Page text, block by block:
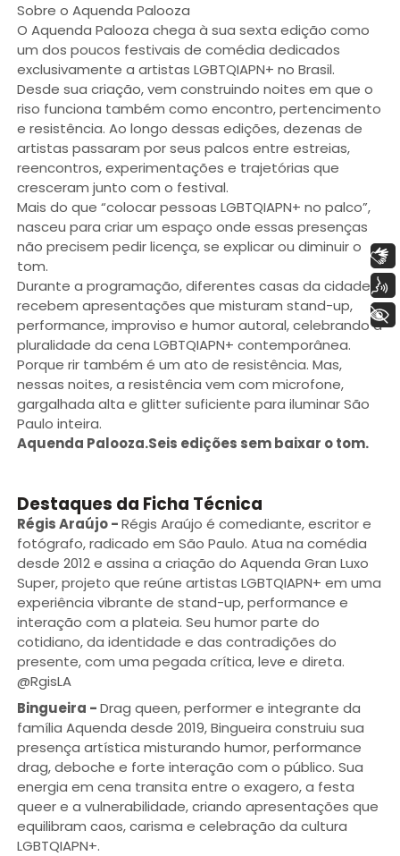
Sobre o Aquenda Palooza
O Aquenda Palooza chega à sua sexta edição como
um dos poucos festivais de comédia dedicados
exclusivamente a artistas LGBTQIAPN+ no Brasil.
Desde sua criação, vem construindo noites em que o
riso funciona também como encontro, pertencimento
e resistência. Ao longo dessas edições, dezenas de
artistas passaram por seus palcos entre estreias,
reencontros, experimentações e trajetórias que
cresceram junto com o festival.
Mais do que “colocar pessoas LGBTQIAPN+ no palco”,
nasceu para criar um espaço onde essas presenças
não precisem pedir licença, se explicar ou diminuir o
tom.
Durante a programação, diferentes casas da cidade
recebem apresentações que misturam stand-up,
performance, improviso e humor autoral, celebrando a
pluralidade da cena LGBTQIAPN+ contemporânea.
Porque rir também é um ato de resistência. Mas,
nessas noites, a resistência vem com microfone,
gargalhada alta e glitter suficiente para iluminar São
Paulo inteira.
Aquenda Palooza.Seis edições sem baixar o tom.
Destaques da Ficha Técnica
Régis Araújo-Régis Araújo é comediante, escritor e
fotógrafo, radicado em São Paulo. Atua na comédia
desde 2012 e assina a criação do Aquenda Gran Luxo
Super, projeto que reúne artistas LGBTQIAPN+ em uma
experiência vibrante de stand-up, performance e
interação com a plateia. Seu humor parte do
cotidiano, da identidade e das contradições do
presente, com uma pegada crítica, leve e direta.
@RgisLA
Bingueira -Drag queen, performer e integrante da
família Aquenda desde 2019, Bingueira construiu sua
presença artística misturando humor, performance
drag, deboche e forte interação com o público. Sua
energia em cena transita entre o exagero, a festa
queer e a vulnerabilidade, criando apresentações que
equilibram caos, carisma e celebração da cultura
LGBTQIAPN+.
Libras
Voz
+ Acessibilidade